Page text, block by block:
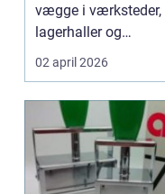
vægge i værksteder,
lagerhaller og
frokoststuer over hele
02 april 2026